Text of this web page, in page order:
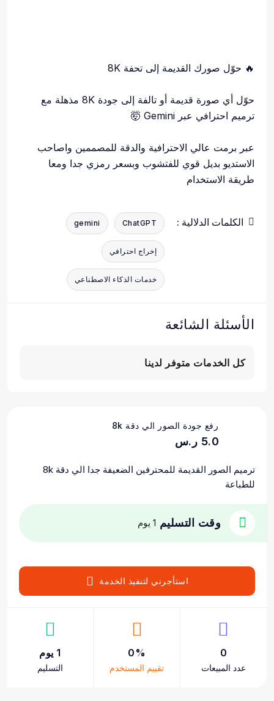
🔥 حوّل صورك القديمة إلى تحفة 8K
حوّل أي صورة قديمة أو تالفة إلى جودة 8K مذهلة مع
ترميم احترافي عبر Gemini 🤯
عبر برمت عالي الاحترافية والدقة للمصممين واصاحب
الاستديو بديل قوي للفتشوب وبسعر رمزي جدا ومعا
طريقة الاستخدام
الكلمات الدلالية : ChatGPT
gemini
إخراج احترافي
خدمات الذكاء الاصطناعي
الأسئلة الشائعة
كل الخدمات متوفر لدينا
رفع جودة الصور الي دقة 8k
5.0 ر.س
ترميم الصور القديمة للمحترفين الضعيفة جدا الي دقة 8k
للطباعة
وقت التسليم 1 يوم
استأجرني لتنفيذ الخدمة
0
عدد المبيعات
0%
تقييم المستخدم
1 يوم
التسليم